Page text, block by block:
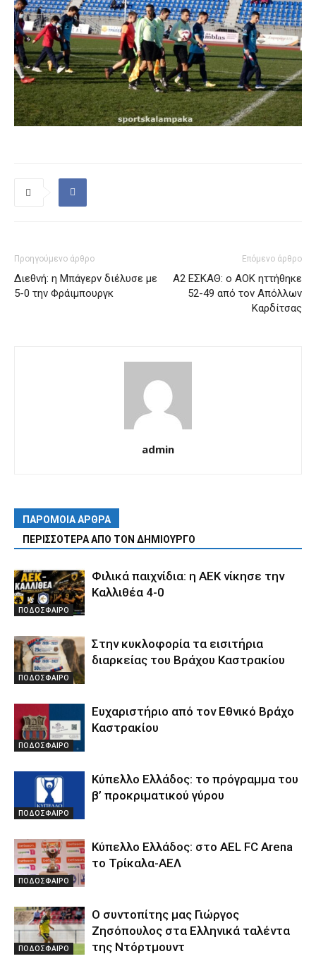
Προηγούμενο άρθρο
Διεθνή: η Μπάγερν διέλυσε με
5-0 την Φράιμπουργκ
Επόμενο άρθρο
Α2 ΕΣΚΑΘ: ο ΑΟΚ ηττήθηκε
52-49 από τον Απόλλων
Καρδίτσας
admin
ΠΑΡΟΜΟΙΑ ΑΡΘΡΑ
ΠΕΡΙΣΣΟΤΕΡΑ ΑΠΟ ΤΟΝ ΔΗΜΙΟΥΡΓΟ
ΠΟΔΟΣΦΑΙΡΟ
Φιλικά παιχνίδια: η ΑΕΚ νίκησε την
Καλλιθέα 4-0
ΠΟΔΟΣΦΑΙΡΟ
Στην κυκλοφορία τα εισιτήρια
διαρκείας του Βράχου Καστρακίου
ΠΟΔΟΣΦΑΙΡΟ
Ευχαριστήριο από τον Εθνικό Βράχο
Καστρακίου
ΠΟΔΟΣΦΑΙΡΟ
Κύπελλο Ελλάδος: το πρόγραμμα του
β’ προκριματικού γύρου
ΠΟΔΟΣΦΑΙΡΟ
Κύπελλο Ελλάδος: στο AEL FC Arena
το Τρίκαλα-ΑΕΛ
ΠΟΔΟΣΦΑΙΡΟ
Ο συντοπίτης μας Γιώργος
Ζησόπουλος στα Ελληνικά ταλέντα
της Ντόρτμουντ